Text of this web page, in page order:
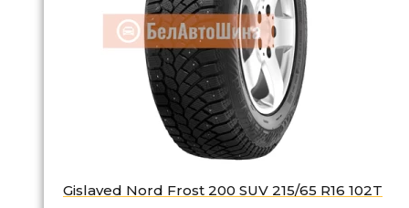
Gislaved Nord Frost 200 SUV 215/65 R16 102T